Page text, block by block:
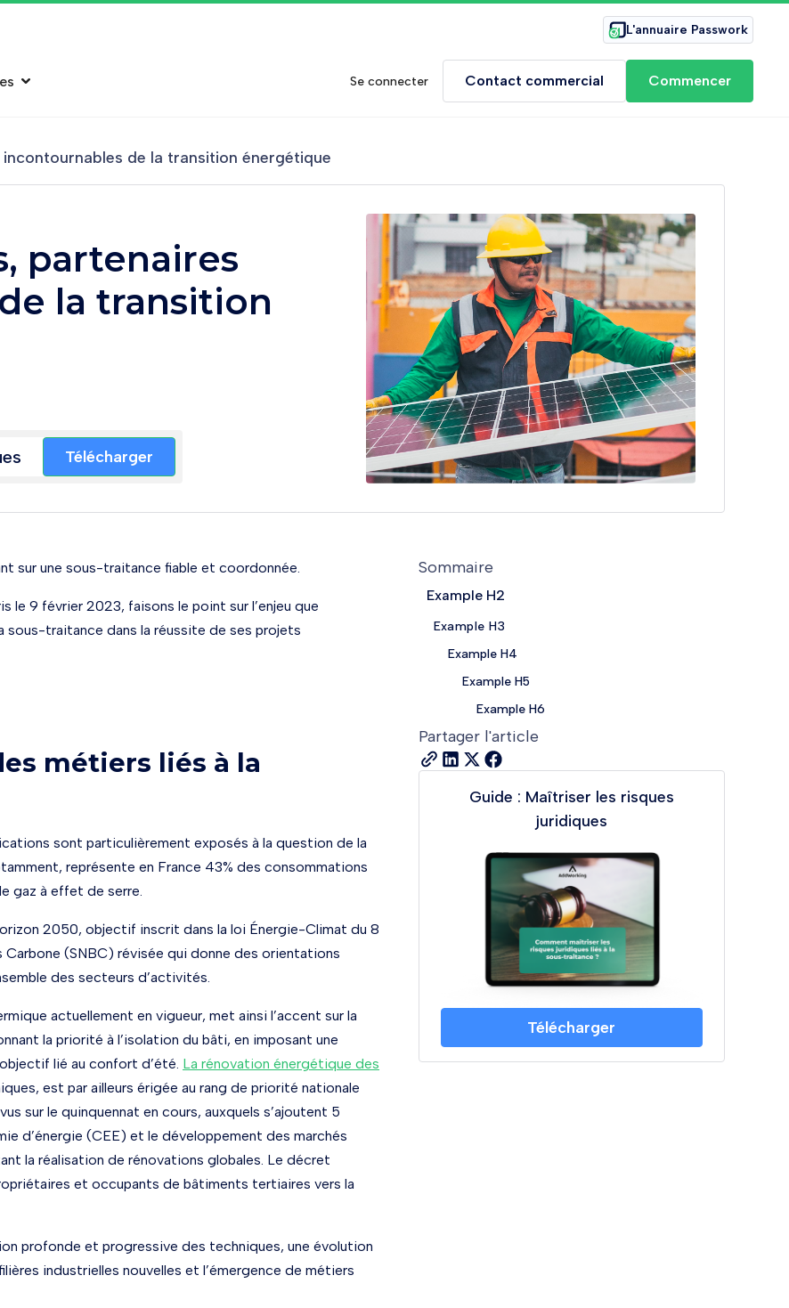
L'annuaire Passwork
Se connecter Contact commercial Commencer
de la transition énergétique
partenaires
la transition
Télécharger
sur une sous-traitance fiable et coordonnée.
le 9 février 2023, faisons le point sur l’enjeu que
traitance dans la réussite de ses projets
métiers liés à la
sont particulièrement exposés à la question de la
représente en France 43% des consommations
gaz à effet de serre.
2050, objectif inscrit dans la loi Énergie-Climat du 8
(SNBC) révisée qui donne des orientations
des secteurs d’activités.
actuellement en vigueur, met ainsi l’accent sur la
la priorité à l’isolation du bâti, en imposant une
lié au confort d’été. La rénovation énergétique des
est par ailleurs érigée au rang de priorité nationale
sur le quinquennat en cours, auxquels s’ajoutent 5
d’énergie (CEE) et le développement des marchés
la réalisation de rénovations globales. Le décret
et occupants de bâtiments tertiaires vers la
profonde et progressive des techniques, une évolution
industrielles nouvelles et l’émergence de métiers
Sommaire
Example H2
Example H3
Example H4
Example H5
Example H6
Partager l'article
Guide : Maîtriser les risques
juridiques
Télécharger